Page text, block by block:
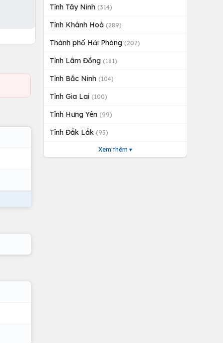
Tỉnh Tây Ninh (314)
Tỉnh Khánh Hoà (289)
Thành phố Hải Phòng (207)
Tỉnh Lâm Đồng (181)
Tỉnh Bắc Ninh (104)
Tỉnh Gia Lai (100)
Tỉnh Hưng Yên (99)
Tỉnh Đắk Lắk (95)
Xem thêm ▾